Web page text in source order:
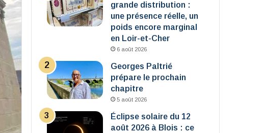
grande distribution :
une présence réelle, un
poids encore marginal
en Loir-et-Cher
6 août 2026
Georges Paltrié
prépare le prochain
chapitre
5 août 2026
Éclipse solaire du 12
août 2026 à Blois : ce